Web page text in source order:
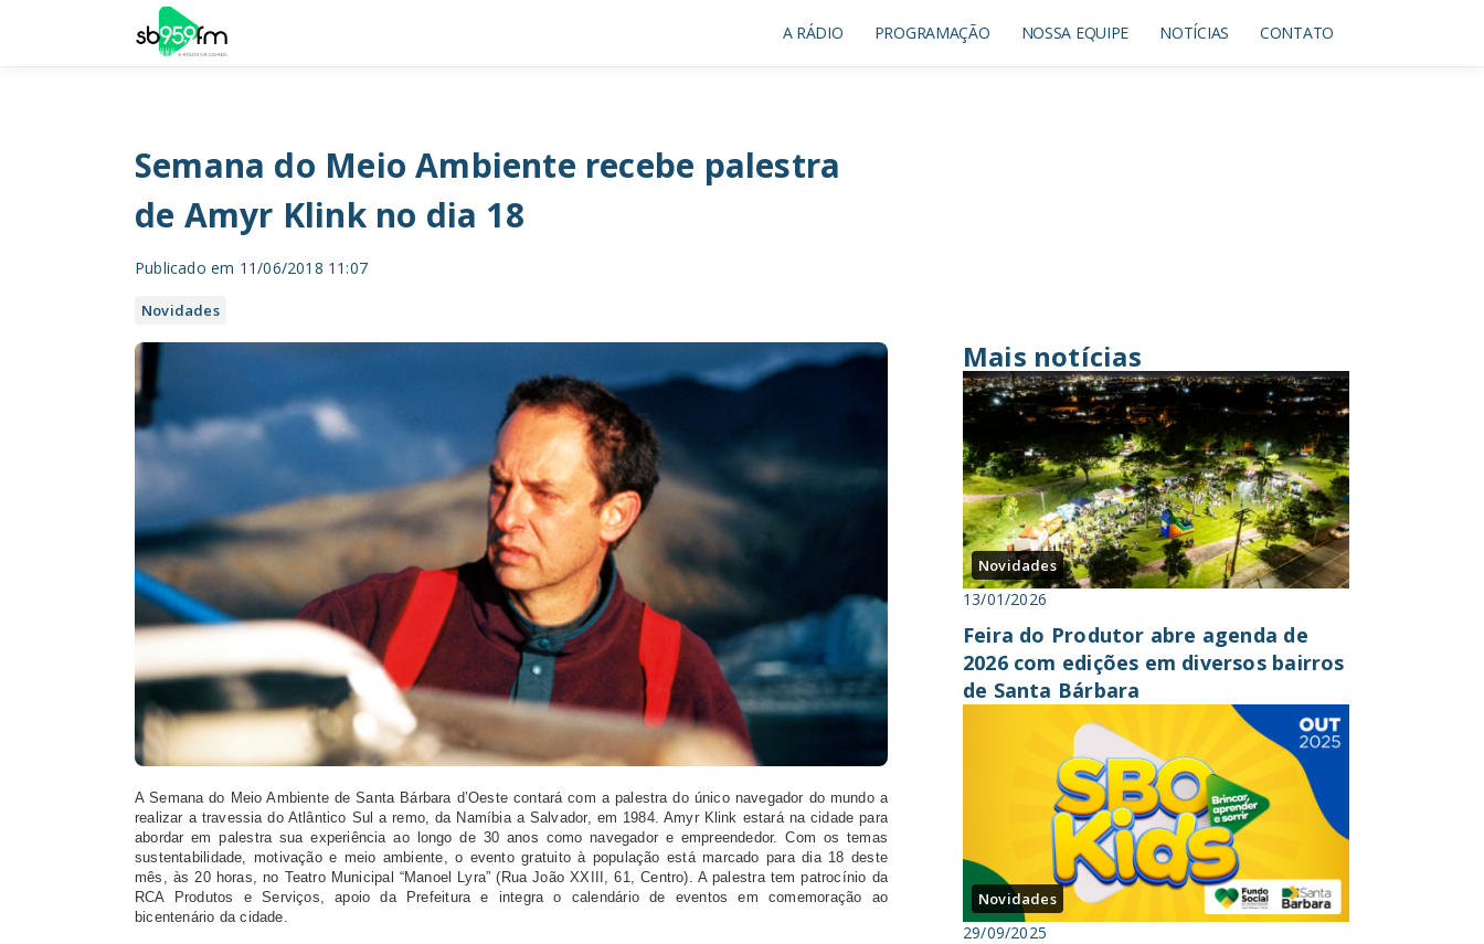
A RÁDIO PROGRAMAÇÃO NOSSA EQUIPE NOTÍCIAS CONTATO
Semana do Meio Ambiente recebe palestra
de Amyr Klink no dia 18
Publicado em 11/06/2018 11:07
Novidades
A Semana do Meio Ambiente de Santa Bárbara d’Oeste contará com a palestra do único navegador do mundo a
realizar a travessia do Atlântico Sul a remo, da Namíbia a Salvador, em 1984. Amyr Klink estará na cidade para
abordar em palestra sua experiência ao longo de 30 anos como navegador e empreendedor. Com os temas
sustentabilidade, motivação e meio ambiente, o evento gratuito à população está marcado para dia 18 deste
mês, às 20 horas, no Teatro Municipal “Manoel Lyra” (Rua João XXIII, 61, Centro). A palestra tem patrocínio da
RCA Produtos e Serviços, apoio da Prefeitura e integra o calendário de eventos em comemoração ao
bicentenário da cidade.
Mais notícias
Novidades
13/01/2026
Feira do Produtor abre agenda de
2026 com edições em diversos bairros
de Santa Bárbara
Novidades
29/09/2025